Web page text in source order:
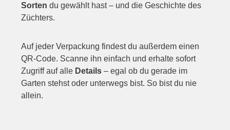
Sorten du gewählt hast – und die Geschichte des
Züchters.
Auf jeder Verpackung findest du außerdem einen
QR-Code. Scanne ihn einfach und erhalte sofort
Zugriff auf alle Details – egal ob du gerade im
Garten stehst oder unterwegs bist. So bist du nie
allein.